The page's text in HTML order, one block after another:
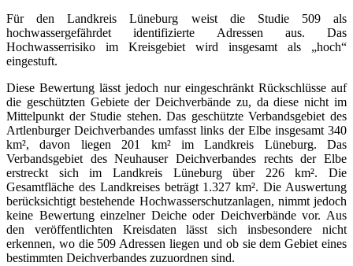
Für den Landkreis Lüneburg weist die Studie 509 als
hochwassergefährdet identifizierte Adressen aus. Das
Hochwasserrisiko im Kreisgebiet wird insgesamt als „hoch“
eingestuft.
Diese Bewertung lässt jedoch nur eingeschränkt Rückschlüsse auf
die geschützten Gebiete der Deichverbände zu, da diese nicht im
Mittelpunkt der Studie stehen. Das geschützte Verbandsgebiet des
Artlenburger Deichverbandes umfasst links der Elbe insgesamt 340
km², davon liegen 201 km² im Landkreis Lüneburg. Das
Verbandsgebiet des Neuhauser Deichverbandes rechts der Elbe
erstreckt sich im Landkreis Lüneburg über 226 km². Die
Gesamtfläche des Landkreises beträgt 1.327 km². Die Auswertung
berücksichtigt bestehende Hochwasserschutzanlagen, nimmt jedoch
keine Bewertung einzelner Deiche oder Deichverbände vor. Aus
den veröffentlichten Kreisdaten lässt sich insbesondere nicht
erkennen, wo die 509 Adressen liegen und ob sie dem Gebiet eines
bestimmten Deichverbandes zuzuordnen sind.